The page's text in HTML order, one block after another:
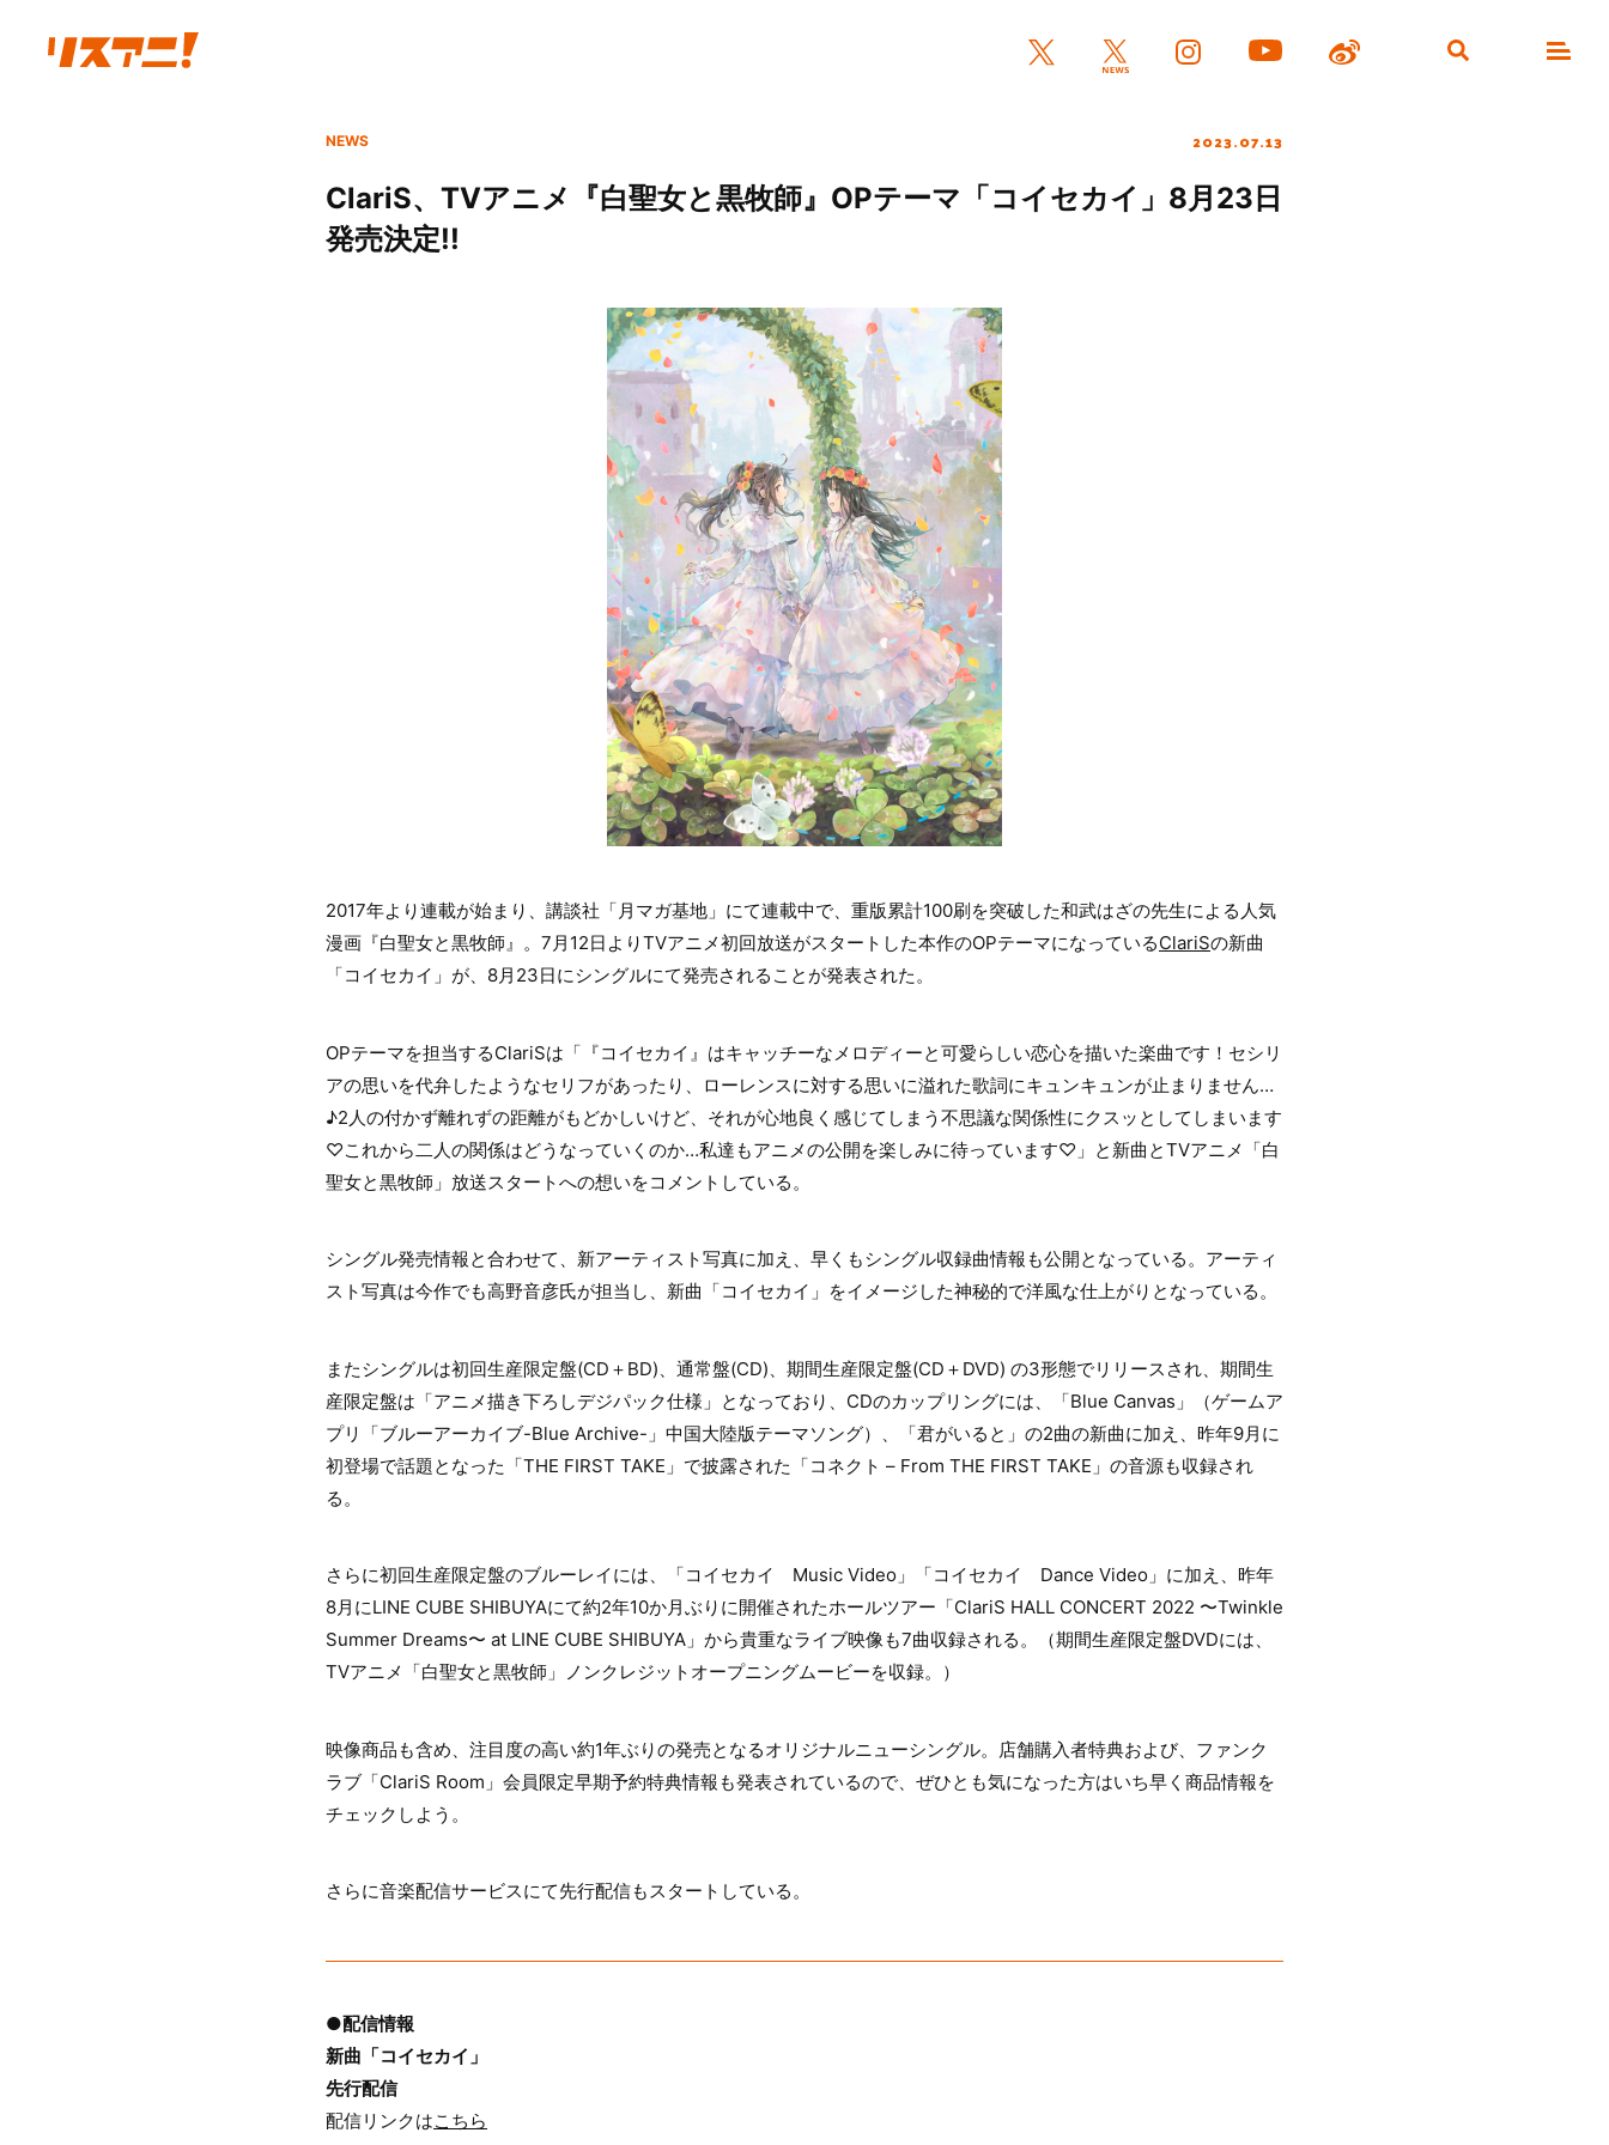
NEWS 2023.07.13
ClariS、TVアニメ『白聖女と黒牧師』OPテーマ「コイセカイ」8月23日
発売決定!!
2017年より連載が始まり、講談社「月マガ基地」にて連載中で、重版累計100刷を突破した和武はざの先生による人気
漫画『白聖女と黒牧師』。7月12日よりTVアニメ初回放送がスタートした本作のOPテーマになっているClariSの新曲
「コイセカイ」が、8月23日にシングルにて発売されることが発表された。
OPテーマを担当するClariSは「『コイセカイ』はキャッチーなメロディーと可愛らしい恋心を描いた楽曲です！セシリ
アの思いを代弁したようなセリフがあったり、ローレンスに対する思いに溢れた歌詞にキュンキュンが止まりません…
♪2人の付かず離れずの距離がもどかしいけど、それが心地良く感じてしまう不思議な関係性にクスッとしてしまいます
♡これから二人の関係はどうなっていくのか…私達もアニメの公開を楽しみに待っています♡」と新曲とTVアニメ「白
聖女と黒牧師」放送スタートへの想いをコメントしている。
シングル発売情報と合わせて、新アーティスト写真に加え、早くもシングル収録曲情報も公開となっている。アーティ
スト写真は今作でも高野音彦氏が担当し、新曲「コイセカイ」をイメージした神秘的で洋風な仕上がりとなっている。
またシングルは初回生産限定盤(CD＋BD)、通常盤(CD)、期間生産限定盤(CD＋DVD) の3形態でリリースされ、期間生
産限定盤は「アニメ描き下ろしデジパック仕様」となっており、CDのカップリングには、「Blue Canvas」（ゲームア
プリ「ブルーアーカイブ-Blue Archive-」中国大陸版テーマソング）、「君がいると」の2曲の新曲に加え、昨年9月に
初登場で話題となった「THE FIRST TAKE」で披露された「コネクト – From THE FIRST TAKE」の音源も収録され
る。
さらに初回生産限定盤のブルーレイには、「コイセカイ Music Video」「コイセカイ Dance Video」に加え、昨年
8月にLINE CUBE SHIBUYAにて約2年10か月ぶりに開催されたホールツアー「ClariS HALL CONCERT 2022 〜Twinkle
Summer Dreams〜 at LINE CUBE SHIBUYA」から貴重なライブ映像も7曲収録される。（期間生産限定盤DVDには、
TVアニメ「白聖女と黒牧師」ノンクレジットオープニングムービーを収録。）
映像商品も含め、注目度の高い約1年ぶりの発売となるオリジナルニューシングル。店舗購入者特典および、ファンク
ラブ「ClariS Room」会員限定早期予約特典情報も発表されているので、ぜひとも気になった方はいち早く商品情報を
チェックしよう。
さらに音楽配信サービスにて先行配信もスタートしている。
●配信情報
新曲「コイセカイ」
先行配信
配信リンクはこちら